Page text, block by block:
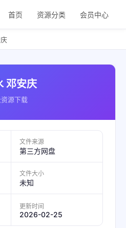
首页 资源分类 会员中心
邓安庆
源下载
文件来源
第三方网盘
文件大小
未知
更新时间
2026-02-25